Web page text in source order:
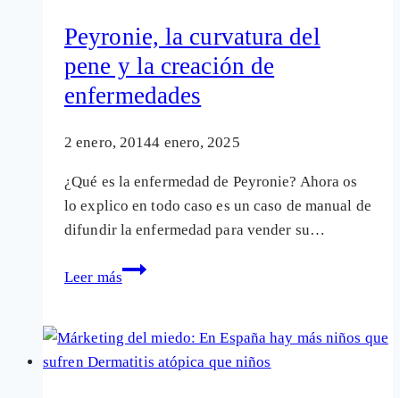
Peyronie, la curvatura del
pene y la creación de
enfermedades
2 enero, 20144 enero, 2025
¿Qué es la enfermedad de Peyronie? Ahora os
lo explico en todo caso es un caso de manual de
difundir la enfermedad para vender su…
Leer más
Peyronie,
del
pene